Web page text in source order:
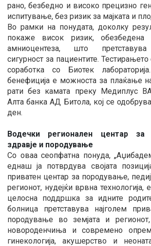
рано, безбедно и високо прецизно
испитување, без ризик за мајката и
Во рамки на понудата, доколку
покаже висок ризик,
амниоцентеза, што претставува
сигурност за пациентите.
соработка со Биотек
бенефиција е можноста за плаќање
рати без камата преку Медиплус
Алта банка АД Битола, кој се
ден.
Водечки регионален центар за
здравје и породување
Со оваа сеопфатна понуда,
еднаш ја потврдува својата
приватен центар за породување,
регионот, нудејќи врвна технологија,
целосна поддршка за идните
болница претставува најголем
породување во земјата и
новороденчиња и современо
гинекологија, акушерство и